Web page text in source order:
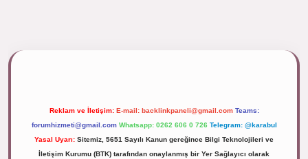
Reklam ve İletişim: E-mail: backlinkpaneli@gmail.com Teams:
forumhizmeti@gmail.com Whatsapp: 0262 606 0 726 Telegram: @karabul
Yasal Uyarı: Sitemiz, 5651 Sayılı Kanun gereğince Bilgi Teknolojileri ve
İletişim Kurumu (BTK) tarafından onaylanmış bir Yer Sağlayıcı olarak